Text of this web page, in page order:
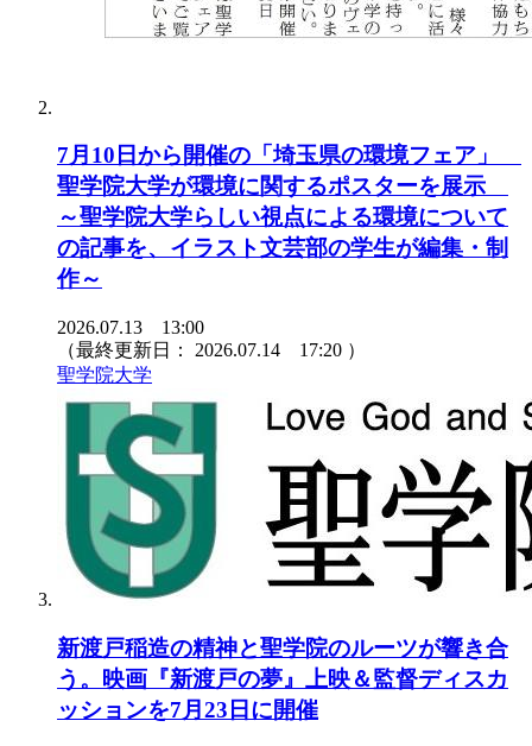
7月10日から開催の「埼玉県の環境フェア」
聖学院大学が環境に関するポスターを展示
～聖学院大学らしい視点による環境について
の記事を、イラスト文芸部の学生が編集・制
作～
2026.07.13 13:00
（最終更新日： 2026.07.14 17:20 ）
聖学院大学
新渡戸稲造の精神と聖学院のルーツが響き合
う。映画『新渡戸の夢』上映＆監督ディスカ
ッションを7月23日に開催